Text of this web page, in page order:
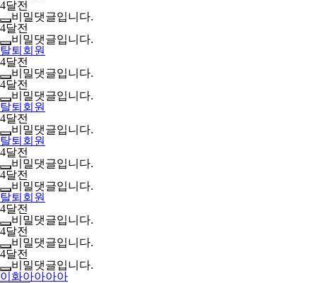
4달전
비밀댓글입니다.
4달전
비밀댓글입니다.
탈퇴회원
4달전
비밀댓글입니다.
4달전
비밀댓글입니다.
탈퇴회원
4달전
비밀댓글입니다.
탈퇴회원
4달전
비밀댓글입니다.
4달전
비밀댓글입니다.
탈퇴회원
4달전
비밀댓글입니다.
4달전
비밀댓글입니다.
4달전
비밀댓글입니다.
이화아아아아